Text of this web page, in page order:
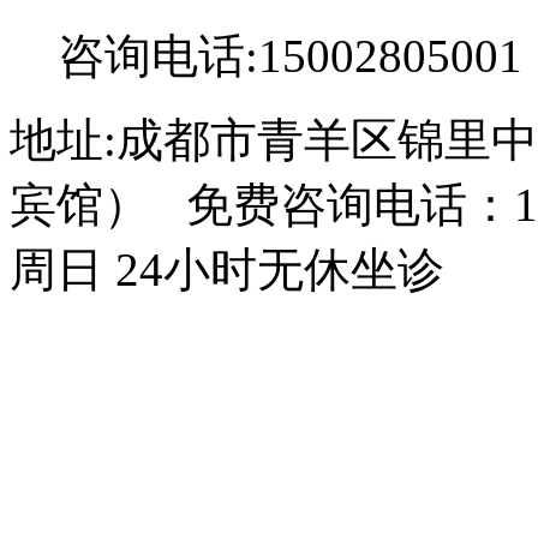
咨询电话:15002805001
地址:成都市青羊区锦里
宾馆） 免费咨询电话：
周日 24小时无休坐诊